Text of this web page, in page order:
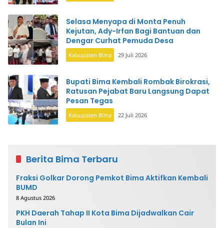
Selasa Menyapa di Monta Penuh
Kejutan, Ady-Irfan Bagi Bantuan dan
Dengar Curhat Pemuda Desa
Kabupaten Bima 29 Juli 2026
Bupati Bima Kembali Rombak Birokrasi,
Ratusan Pejabat Baru Langsung Dapat
Pesan Tegas
Kabupaten Bima 22 Juli 2026
Berita Bima Terbaru
Fraksi Golkar Dorong Pemkot Bima Aktifkan Kembali
BUMD
8 Agustus 2026
PKH Daerah Tahap II Kota Bima Dijadwalkan Cair
Bulan Ini